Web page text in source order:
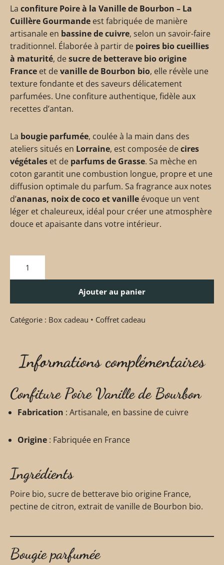
La confiture Poire à la Vanille de Bourbon – La
Cuillère Gourmande est fabriquée de manière
artisanale en bassine de cuivre, selon un savoir-faire
traditionnel. Élaborée à partir de poires bio cueillies
à maturité, desucre de betterave bio origine
France et devanille de Bourbon bio, elle révèle une
texture fondante et des saveurs délicatement
parfumées. Une confiture authentique, fidèle aux
recettes d’antan.
La bougie parfumée, coulée à la main dans des
ateliers situés en Lorraine, est composée decires
végétales et de parfums de Grasse. Sa mèche en
coton garantit une combustion longue, propre et une
diffusion optimale du parfum. Sa fragrance aux notes
d’ananas, noix de coco et vanille évoque un vent
léger et chaleureux, idéal pour créer une atmosphère
douce et apaisante dans votre intérieur.
Ajouter au panier
Catégorie : Box cadeau • Coffret cadeau
Informations complémentaires
Confiture Poire Vanille de Bourbon
Fabrication : Artisanale, en bassine de cuivre
Origine : Fabriquée en France
Ingrédients
Poire bio, sucre de betterave bio origine France,
pectine de citron, extrait de vanille de Bourbon bio.
Bougie parfumée